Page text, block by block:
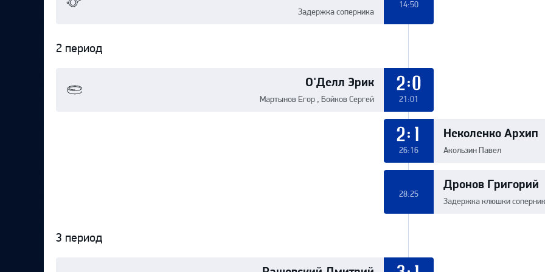
Задержка соперника
14:50
2 период
О'Делл Эрик
Мартынов Егор , Бойков Сергей
2:0
21:01
Неколенко Архип
Акользин Павел
2:1
26:16
Дронов Григорий
Задержка клюшки
28:25
3 период